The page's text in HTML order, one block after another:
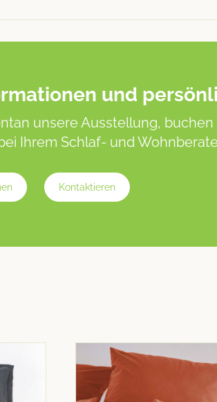
und
unsere Ausstellung,
Ihrem Schlaf- und
Kontaktieren